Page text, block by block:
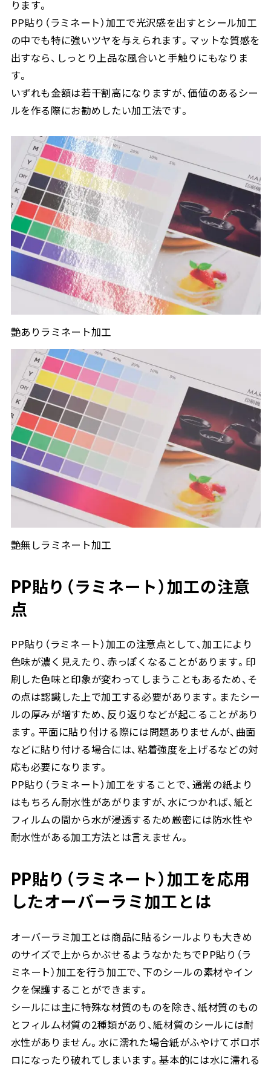
ります。
PP貼り（ラミネート）加工で光沢感を出すとシール加工
の中でも特に強いツヤを与えられます。マットな質感を
出すなら、しっとり上品な風合いと手触りにもなりま
す。
いずれも金額は若干割高になりますが、価値のあるシー
ルを作る際にお勧めしたい加工法です。
艶ありラミネート加工
艶無しラミネート加工
PP貼り（ラミネート）加工の注意
点
PP貼り（ラミネート）加工の注意点として、加工により
色味が濃く見えたり、赤っぽくなることがあります。印
刷した色味と印象が変わってしまうこともあるため、そ
の点は認識した上で加工する必要があります。またシー
ルの厚みが増すため、反り返りなどが起こることがあり
ます。平面に貼り付ける際には問題ありませんが、曲面
などに貼り付ける場合には、粘着強度を上げるなどの対
応も必要になります。
PP貼り（ラミネート）加工をすることで、通常の紙より
はもちろん耐水性があがりますが、水につかれば、紙と
フィルムの間から水が浸透するため厳密には防水性や
耐水性がある加工方法とは言えません。
PP貼り（ラミネート）加工を応用
したオーバーラミ加工とは
オーバーラミ加工とは商品に貼るシールよりも大きめ
のサイズで上からかぶせるようなかたちでPP貼り（ラ
ミネート）加工を行う加工で、下のシールの素材やイン
クを保護することができます。
シールには主に特殊な材質のものを除き、紙材質のもの
とフィルム材質の2種類があり、紙材質のシールには耐
水性がありません。水に濡れた場合紙がふやけてボロボ
ロになったり破れてしまいます。基本的には水に濡れる